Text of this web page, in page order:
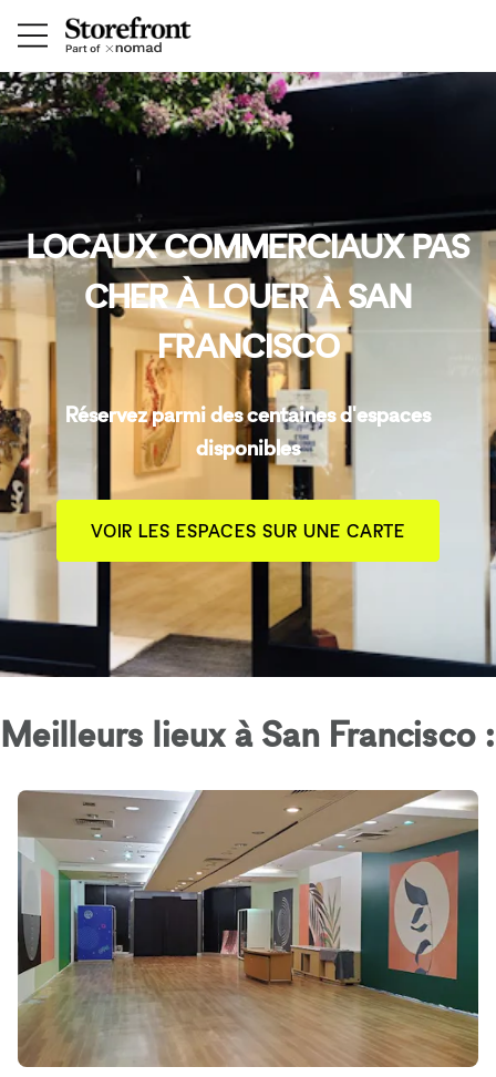
LOCAUX COMMERCIAUX PAS
CHER À LOUER À SAN
FRANCISCO
Réservez parmi des centaines d'espaces
disponibles
VOIR LES ESPACES SUR UNE CARTE
Meilleurs lieux à San Francisco :